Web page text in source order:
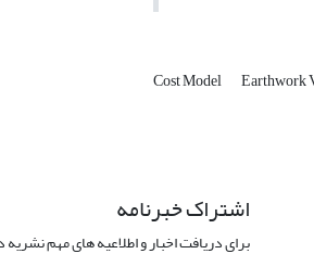
Cost Model Earthwork
اشتراک خبرنامه
برای دریافت اخبار و اطلاعیه های مهم نشریه